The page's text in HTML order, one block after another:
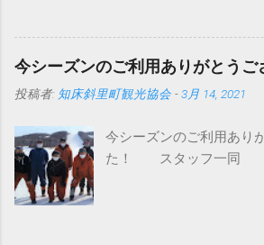
はウシ科バイソン属の大
り上がり頭は巨大。ヨー
これよりやや大形でバッ
たがって直訳すると野牛
（メーカーの人愛想笑い
は、このプリノート社（
ベレスト）とドイツケー
る可能性もございます。
は今後、 公式ツイッター
シーズンもよろしくお願
https://twitter.com/
今シーズンのご利用ありがとうご
投稿者: 知床斜里町観光協会 -3月 14, 2021
今シーズンのご利用あり
た！ スタッフ一同